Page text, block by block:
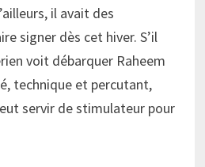
il avait des
signer dès cet hiver. S’il
voit débarquer Raheem
technique et percutant,
servir de stimulateur pour